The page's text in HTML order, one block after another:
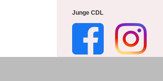
Junge CDL